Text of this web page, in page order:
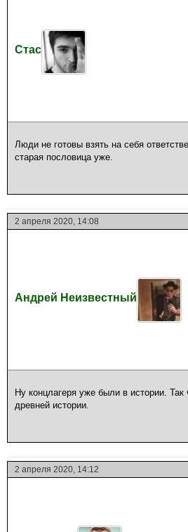
Стас
Люди не готовы взять на себя
старая пословица уже.
2 апреля 2020, 14:08
Андрей Неизвестный
Ну концлагеря уже были в истории.
древней истории.
2 апреля 2020, 14:12